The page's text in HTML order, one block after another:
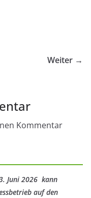
Weiter →
Kommentar
Juni 2026 kann
auf den